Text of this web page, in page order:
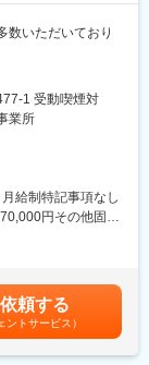
ながら裁量のある
ちとして、期待
フォリオで持続
増加しておりま
点も評価され、
数いただいており
工程の生産技術を
いただきます。
化・効率化にチャ
を推進します
1 受動喫煙対
業所
給制特記事項なし
円その他固定
＞■賞与年2回(基本
昇給年1回■その他
当（7,000円～
ます。賃金はあく
頼する
ントサービス）